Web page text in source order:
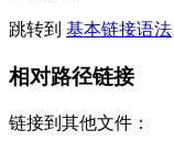
跳转到 基本链接语法
相对路径链接
链接到其他文件：